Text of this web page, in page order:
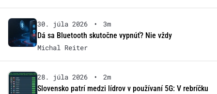
30. júla 2026 •
3m
Dá sa Bluetooth skutočne vypnúť? Nie vždy
Michal Reiter
28. júla 2026 •
2m
Slovensko patrí medzi lídrov v používaní 5G: V rebríčku